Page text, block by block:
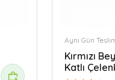
Aynı Gün
Kırmızı
Katlı